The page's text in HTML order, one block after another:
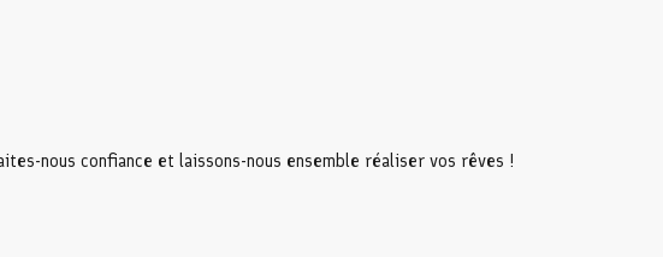
nous confiance et laissons-nous ensemble réaliser vos rêves !